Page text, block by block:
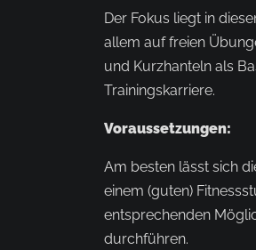
Der Fokus liegt in
allem auf freien
und Kurzhanteln als
Trainingskarriere.
Voraussetzungen:
Am besten lässt sich
einem (guten)
entsprechenden
durchführen.